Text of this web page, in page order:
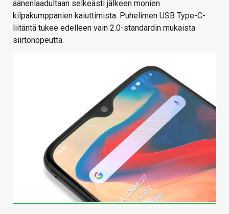
äänenlaadultaan selkeästi jälkeen monien
kilpakumppanien kaiuttimista. Puhelimen USB Type-C-
liitäntä tukee edelleen vain 2.0-standardin mukaista
siirtonopeutta.